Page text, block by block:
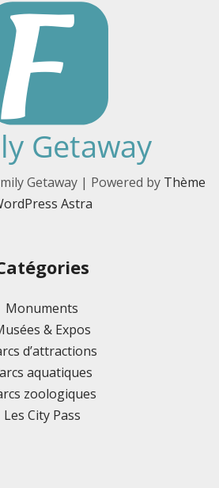
Getaway | Powered by Thème
Astra
Monuments
& Expos
d’attractions
aquatiques
zoologiques
Les City Pass